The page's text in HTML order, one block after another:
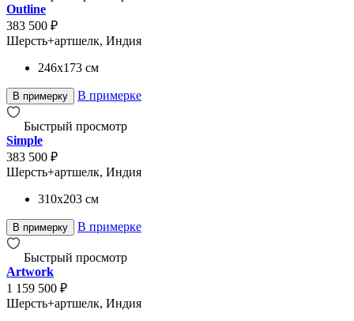
Outline
383 500 ₽
Шерсть+артшелк, Индия
246x173 см
В примерку В примерке
Быстрый просмотр
Simple
383 500 ₽
Шерсть+артшелк, Индия
310x203 см
В примерку В примерке
Быстрый просмотр
Artwork
1 159 500 ₽
Шерсть+артшелк, Индия